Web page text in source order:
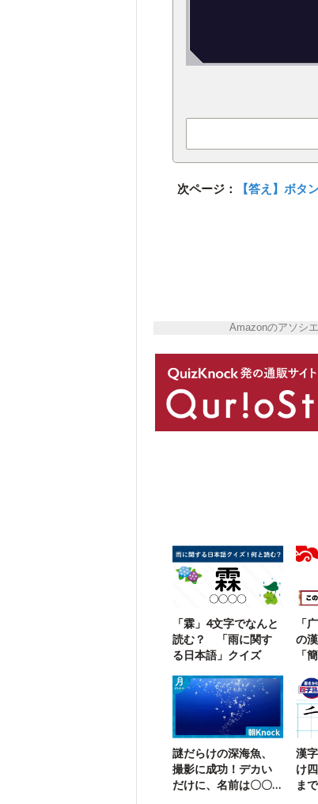
次ページ： 【答え】ボ
Amazonのアソシ
「霖」4文字でなんと
読む？ 「雨に関す
る日本語」クイズ
「
の
「
謎だらけの深海魚、
撮影に成功！デカい
だけに、名前は〇〇
漢
け
ま